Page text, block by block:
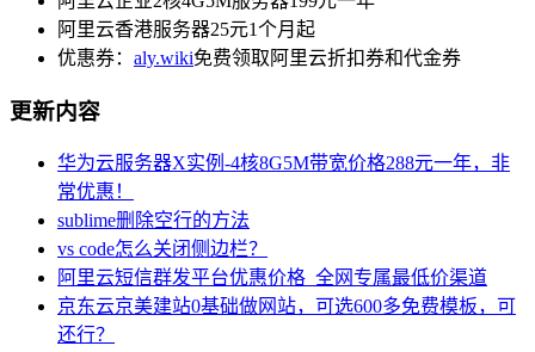
阿里云香港服务器25元1个月起
优惠券： aly.wiki免费领取阿里云折扣券和代金券
更新内容
华为云服务器X实例-4核8G5M带宽价格288元一年，非
常优惠！
sublime删除空行的方法
vs code怎么关闭侧边栏？
阿里云短信群发平台优惠价格_全网专属最低价渠道
京东云京美建站0基础做网站，可选600多免费模板，可
还行？